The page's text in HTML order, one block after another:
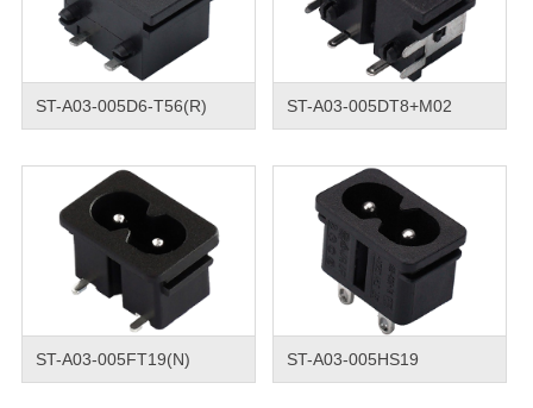
ST-A03-005D6-T56(R) ST-A03-005DT8+M02
ST-A03-005FT19(N) ST-A03-005HS19